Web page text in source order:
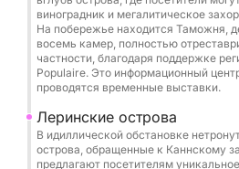
Канн и побалуйте себя
путешествием, сочетающим
незабываемые моменты в
виноградник и мегалитическое
На побережье находится Таможня,
восемь камер, полностью
частности, благодаря поддержке
Populaire. Это информационный
проводятся временные выставки.
Леринские острова
В идиллической обстановке
острова, обращенные к Каннскому
предлагают посетителям